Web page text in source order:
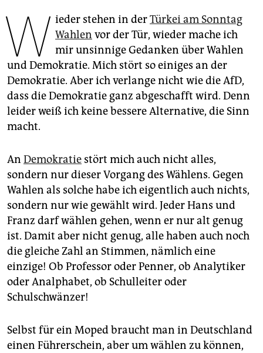
abo
genossenschaft
epaper login
W ieder stehen in derTürkei am Sonntag
Wahlen vor der Tür, wieder mache ich
mir unsinnige Gedanken über Wahlen
und Demokratie. Mich stört so einiges an der
Demokratie. Aber ich verlange nicht wie die AfD,
dass die Demokratie ganz abgeschafft wird. Denn
leider weiß ich keine bessere Alternative, die Sinn
macht.
An Demokratie stört mich auch nicht alles,
sondern nur dieser Vorgang des Wählens. Gegen
Wahlen als solche habe ich eigentlich auch nichts,
sondern nur wie gewählt wird. Jeder Hans und
Franz darf wählen gehen, wenn er nur alt genug
ist. Damit aber nicht genug, alle haben auch noch
die gleiche Zahl an Stimmen, nämlich eine
einzige! Ob Professor oder Penner, ob Analytiker
oder Analphabet, ob Schulleiter oder
Schulschwänzer!
Selbst für ein Moped braucht man in Deutschland
einen Führerschein, aber um wählen zu können,